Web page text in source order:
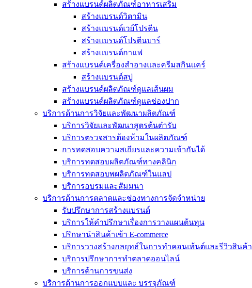
สร้างแบรนด์ผลิตภัณฑ์อาหารเสริม
สร้างแบรนด์วิตามิน
สร้างแบรนด์เวย์โปรตีน
สร้างแบรนด์โปรตีนบาร์
สร้างแบรนด์กาแฟ
สร้างแบรนด์เครื่องสำอางและครีมสกินแคร์
สร้างแบรนด์สบู่
สร้างแบรนด์ผลิตภัณฑ์ดูแลเส้นผม
สร้างแบรนด์ผลิตภัณฑ์ดูแลช่องปาก
บริการด้านการวิจัยและพัฒนาผลิตภัณฑ์
บริการวิจัยและพัฒนาสูตรต้นตำรับ
บริการตรวจสารต้องห้ามในผลิตภัณฑ์
การทดสอบความสเถียรและความเข้ากันได้
บริการทดสอบผลิตภัณฑ์ทางคลินิก
บริการทดสอบพผลิตภัณฑ์ในแลป
บริการอบรมและสัมมนา
บริการด้านการตลาดและช่องทางการจัดจำหน่าย
รับปรึกษาการสร้างแบรนด์
บริการให้คำปรึกษาเรื่องการวางแผนต้นทุน
ปรึกษานำสินค้าเข้า E-commerce
บริการวางสร้างกลยุทธ์ในการทำคอนเท้นต์และรีวิวสินค้า
บริการปรึกษาการทำตลาดออนไลน์
บริการด้านการขนส่ง
บริการด้านการออกแบบและ บรรจุภัณฑ์